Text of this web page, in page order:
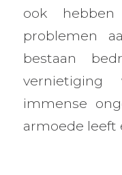
ook
problemen
bestaan
immense
armoede leeft